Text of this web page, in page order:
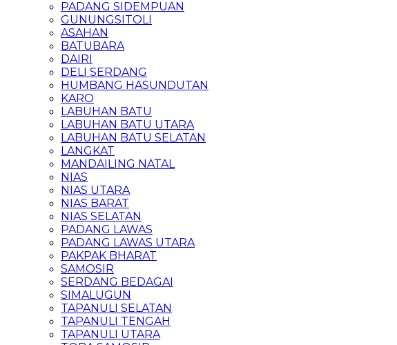
PADANG SIDEMPUAN
GUNUNGSITOLI
ASAHAN
BATUBARA
DAIRI
DELI SERDANG
HUMBANG HASUNDUTAN
KARO
LABUHAN BATU
LABUHAN BATU UTARA
LABUHAN BATU SELATAN
LANGKAT
MANDAILING NATAL
NIAS
NIAS UTARA
NIAS BARAT
NIAS SELATAN
PADANG LAWAS
PADANG LAWAS UTARA
PAKPAK BHARAT
SAMOSIR
SERDANG BEDAGAI
SIMALUGUN
TAPANULI SELATAN
TAPANULI TENGAH
TAPANULI UTARA